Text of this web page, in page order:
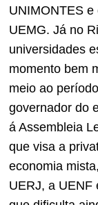
UNIMONTES
UEMG. Já no
universidades
momento bem
meio ao
governador do
á Assembleia
que visa a
economia
UERJ, a UENF